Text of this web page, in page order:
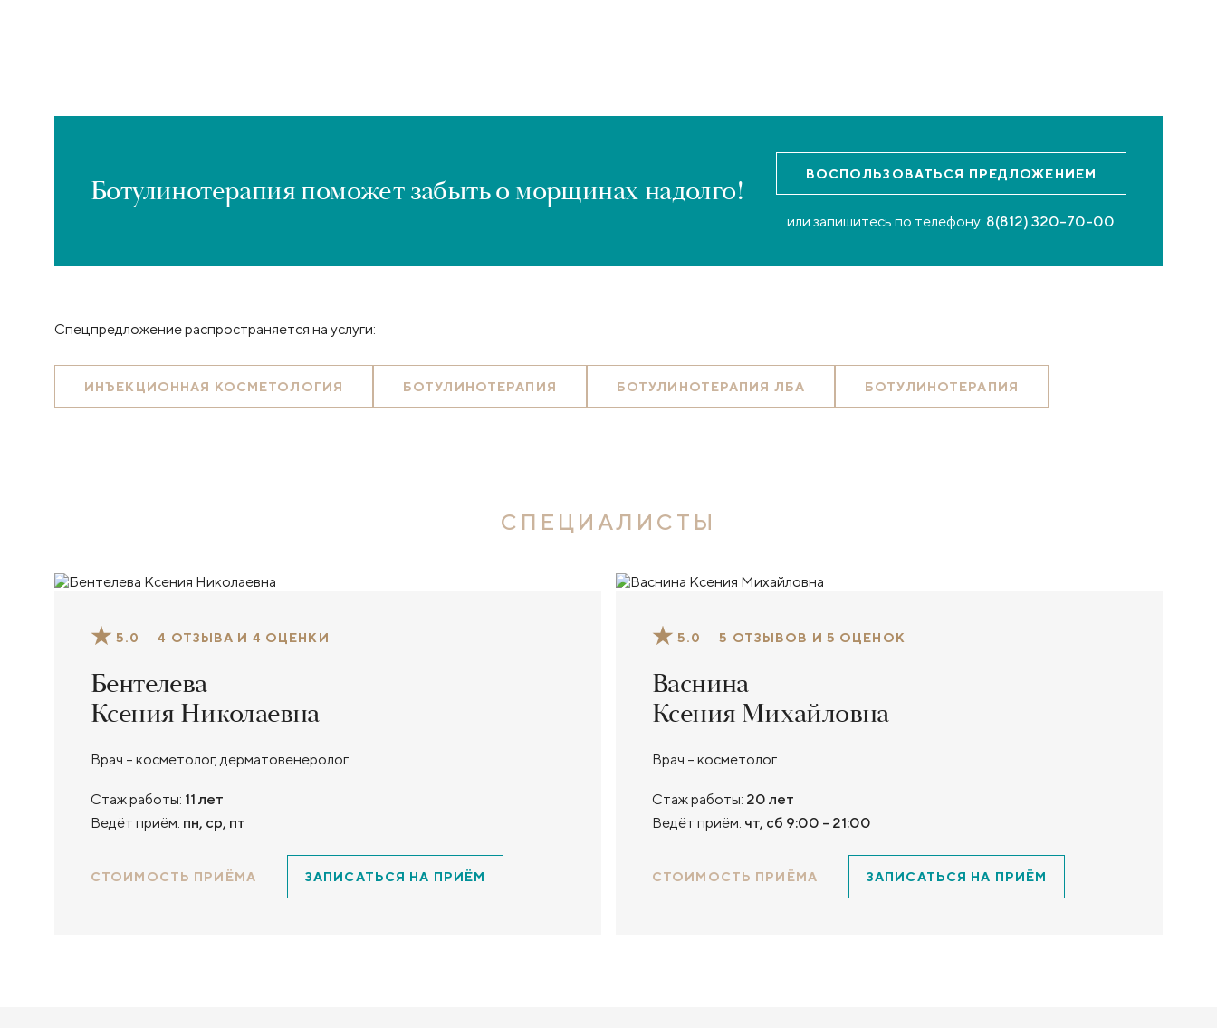
Ботулинотерапия поможет забыть о морщинах надолго! ВОСПОЛЬЗОВАТЬСЯ ПРЕДЛОЖЕНИЕМ
или запишитесь по телефону: 8(812) 320-70-00
Спецпредложение распространяется на услуги:
ИНЪЕКЦИОННАЯ КОСМЕТОЛОГИЯ БОТУЛИНОТЕРАПИЯ БОТУЛИНОТЕРАПИЯ ЛБА БОТУЛИНОТЕРАПИЯ
СПЕЦИАЛИСТЫ
5.0 4 ОТЗЫВА И 4 ОЦЕНКИ
Бентелева
Ксения Николаевна
Врач – косметолог, дерматовенеролог
Стаж работы: 11 лет
Ведёт приём: пн, ср, пт
СТОИМОСТЬ ПРИЁМА ЗАПИСАТЬСЯ НА ПРИЁМ
5.0 5 ОТЗЫВОВ И 5 ОЦЕНОК
Васнина
Ксения Михайловна
Врач – косметолог
Стаж работы: 20 лет
Ведёт приём: чт, сб 9:00 - 21:00
СТОИМОСТЬ ПРИЁМА ЗАПИСАТЬСЯ НА ПРИЁМ